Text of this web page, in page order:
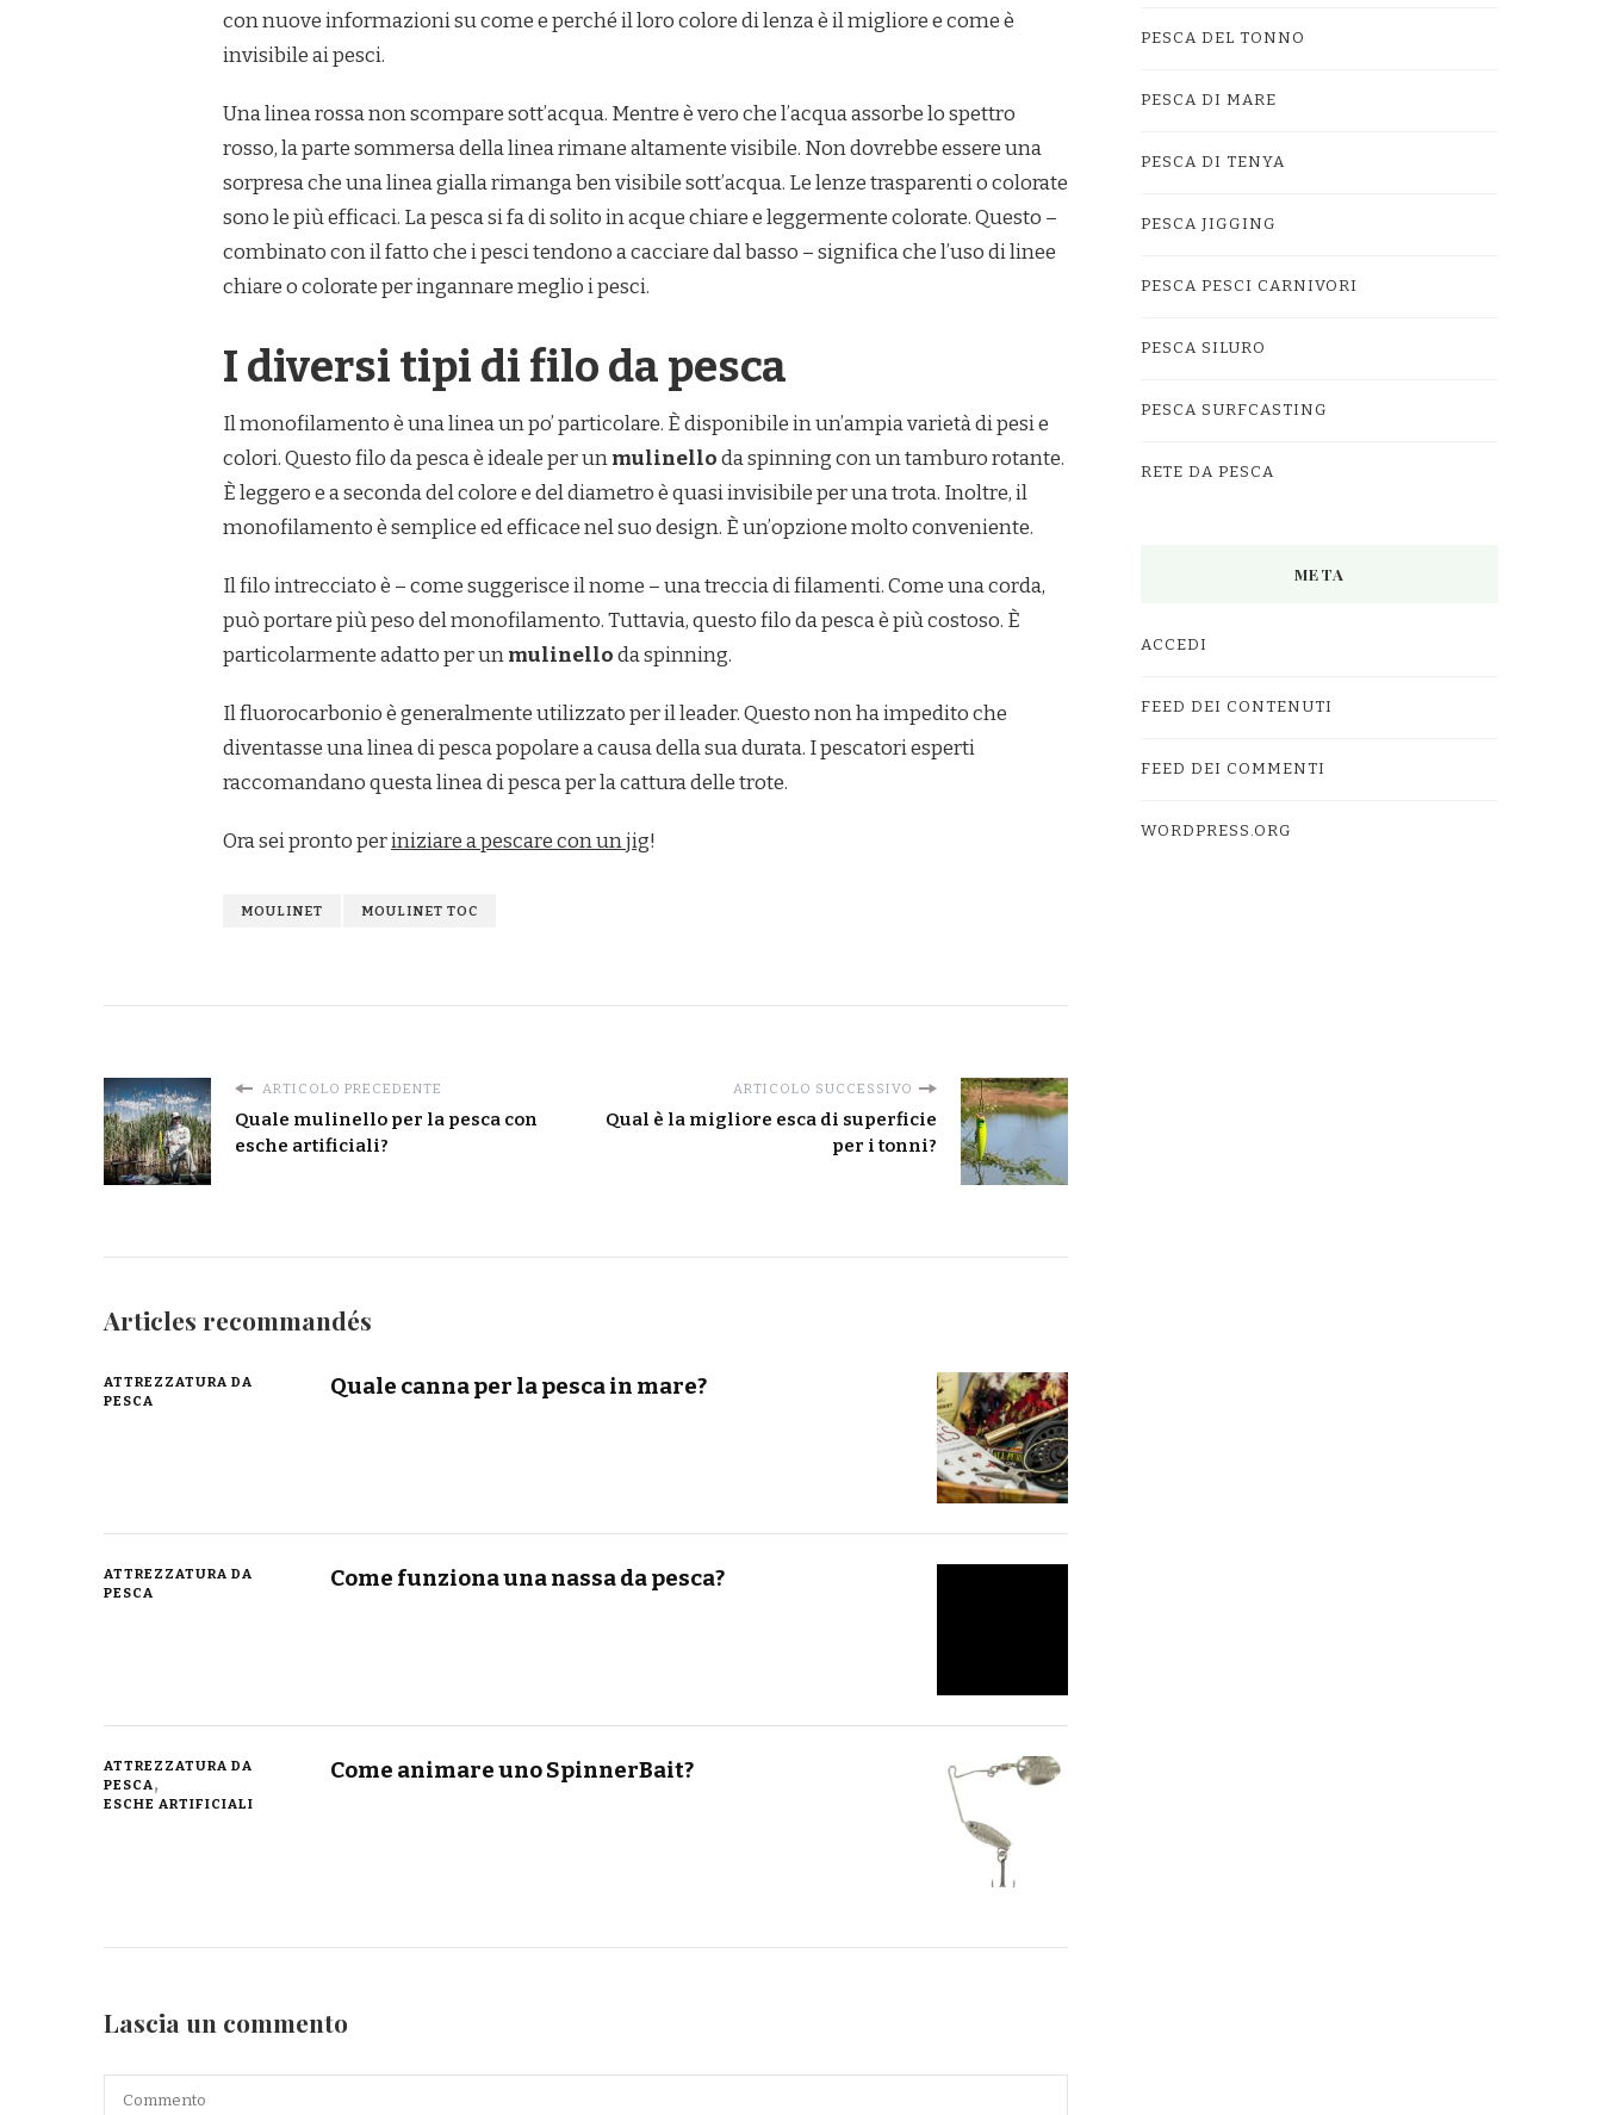
con nuove informazioni su come e perché il loro colore di lenza è il migliore e come è
invisibile ai pesci.
Una linea rossa non scompare sott’acqua. Mentre è vero che l’acqua assorbe lo spettro
rosso, la parte sommersa della linea rimane altamente visibile. Non dovrebbe essere una
sorpresa che una linea gialla rimanga ben visibile sott’acqua. Le lenze trasparenti o colorate
sono le più efficaci. La pesca si fa di solito in acque chiare e leggermente colorate. Questo –
combinato con il fatto che i pesci tendono a cacciare dal basso – significa che l’uso di linee
chiare o colorate per ingannare meglio i pesci.
I diversi tipi di filo da pesca
Il monofilamento è una linea un po’ particolare. È disponibile in un’ampia varietà di pesi e
colori. Questo filo da pesca è ideale per unmulinelloda spinning con un tamburo rotante.
È leggero e a seconda del colore e del diametro è quasi invisibile per una trota. Inoltre, il
monofilamento è semplice ed efficace nel suo design. È un’opzione molto conveniente.
Il filo intrecciato è – come suggerisce il nome – una treccia di filamenti. Come una corda,
può portare più peso del monofilamento. Tuttavia, questo filo da pesca è più costoso. È
particolarmente adatto per unmulinelloda spinning.
Il fluorocarbonio è generalmente utilizzato per il leader. Questo non ha impedito che
diventasse una linea di pesca popolare a causa della sua durata. I pescatori esperti
raccomandano questa linea di pesca per la cattura delle trote.
Ora sei pronto periniziare a pescare con un jig!
MOULINET MOULINET TOC
ARTICOLO PRECEDENTE
Quale mulinello per la pesca con
esche artificiali?
ARTICOLO SUCCESSIVO
Qual è la migliore esca di superficie
per i tonni?
Articles recommandés
ATTREZZATURA DA
PESCA
Quale canna per la pesca in mare?
ATTREZZATURA DA
PESCA
Come funziona una nassa da pesca?
ATTREZZATURA DA
PESCA
ESCHE ARTIFICIALI
Come animare uno SpinnerBait?
Lascia un commento
PESCA DEL TONNO
PESCA DI MARE
PESCA DI TENYA
PESCA JIGGING
PESCA PESCI CARNIVORI
PESCA SILURO
PESCA SURFCASTING
RETE DA PESCA
META
ACCEDI
FEED DEI CONTENUTI
FEED DEI COMMENTI
WORDPRESS.ORG